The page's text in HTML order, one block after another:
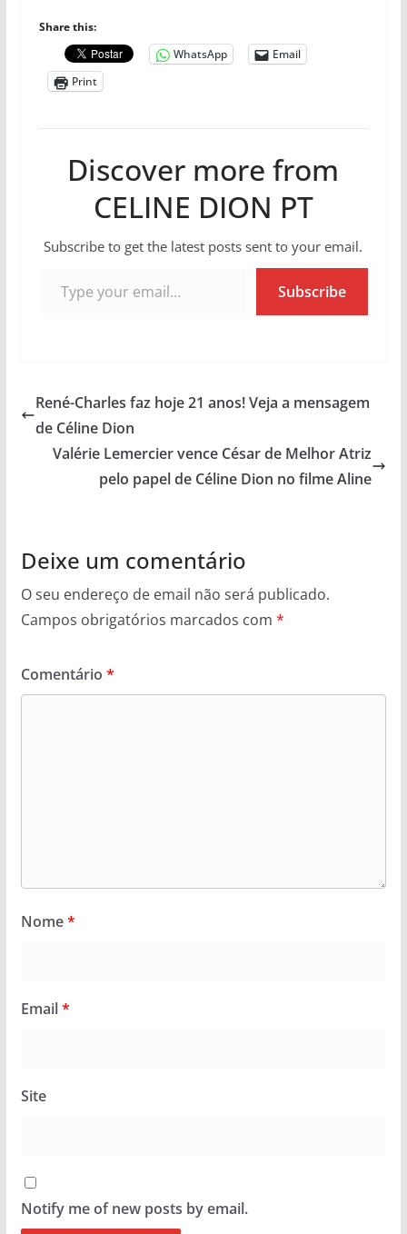
Share this:
WhatsApp
Email
Print
Discover more from
CELINE DION PT
Subscribe to get the latest posts sent to your email.
Subscribe
René-Charles faz hoje 21 anos! Veja a mensagem
de Céline Dion
Valérie Lemercier vence César de Melhor Atriz
pelo papel de Céline Dion no filme Aline
Deixe um comentário
O seu endereço de email não será publicado.
Campos obrigatórios marcados com *
Comentário *
Nome*
Email*
Site
Notify me of new posts by email.